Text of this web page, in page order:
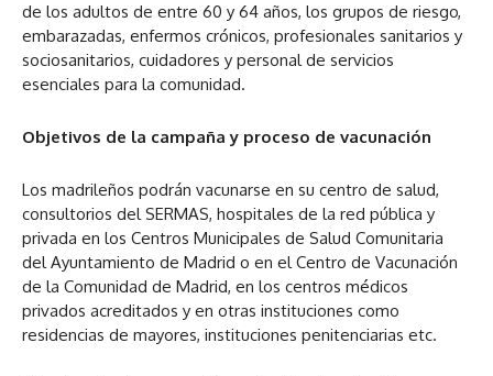
de los adultos de entre 60 y 64 años, los grupos de riesgo,
embarazadas, enfermos crónicos, profesionales sanitarios y
sociosanitarios, cuidadores y personal de servicios
esenciales para la comunidad.
Objetivos de la campaña y proceso de vacunación
Los madrileños podrán vacunarse en su centro de salud,
consultorios del SERMAS, hospitales de la red pública y
privada en los Centros Municipales de Salud Comunitaria
del Ayuntamiento de Madrid o en el Centro de Vacunación
de la Comunidad de Madrid, en los centros médicos
privados acreditados y en otras instituciones como
residencias de mayores, instituciones penitenciarias etc.